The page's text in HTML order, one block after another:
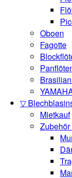
Oboen
Fagotte
▽
Mietkauf